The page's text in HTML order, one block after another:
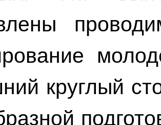
круглый